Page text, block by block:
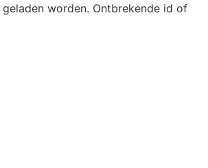
worden. Ontbrekende id of